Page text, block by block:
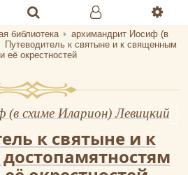
«Азбука веры»
библиотека
архимандрит Иосиф (в
Путеводитель к святыне и к священным
её окрестностей
схиме Иларион) Левицкий
к святыне и к